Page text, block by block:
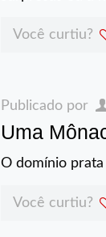
Você curtiu?
Publicado por
Uma
O domínio
Você curtiu?